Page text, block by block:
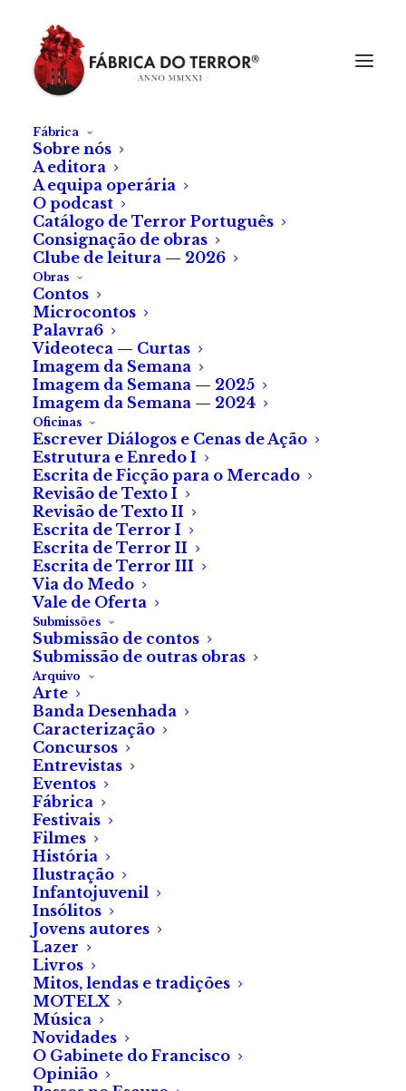
Fábrica
Sobre nós
A editora
A equipa operária
O podcast
Catálogo de Terror Português
Consignação de obras
Clube de leitura — 2026
Obras
Contos
Microcontos
Palavra6
Videoteca — Curtas
Imagem da Semana
Imagem da Semana — 2025
Imagem da Semana — 2024
Oficinas
Escrever Diálogos e Cenas de Ação
Estrutura e Enredo I
Escrita de Ficção para o Mercado
Revisão de Texto I
Revisão de Texto II
Escrita de Terror I
Escrita de Terror II
Escrita de Terror III
Via do Medo
Vale de Oferta
Submissões
Submissão de contos
Submissão de outras obras
Arquivo
Arte
Banda Desenhada
Caracterização
Concursos
Entrevistas
Eventos
Fábrica
Festivais
Filmes
História
Ilustração
Infantojuvenil
Insólitos
Jovens autores
Lazer
Livros
Mitos, lendas e tradições
MOTELX
Música
Novidades
O Gabinete do Francisco
Opinião
Fábrica do Terror na
Filmin
A partir de julho, a
plataforma de
streamingFilmin
Portugal tem uma
seleção de filmes e
séries recomendados
pela Fábrica do Terror
A lista inclui várias obras
clássicas e contemporâneas,
para todos os gostos dentro
do terror.
Não é incomum, nas plataformas de